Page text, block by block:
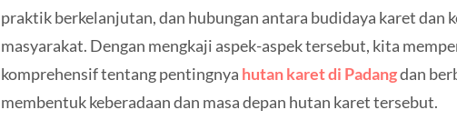
praktik berkelanjutan, dan hubungan antara budidaya karet dan
masyarakat. Dengan mengkaji aspek-aspek tersebut, kita
komprehensif tentang pentingnya hutan karet di Padangdan
membentuk keberadaan dan masa depan hutan karet tersebut.